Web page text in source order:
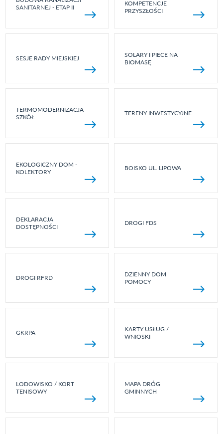
SANITARNEJ - ETAP II
KOMPETENCJE
PRZYSZŁOŚCI
SESJE RADY MIEJSKIEJ
SOLARY I PIECE NA
BIOMASĘ
TERMOMODERNIZACJA
SZKÓŁ
TERENY INWESTYCYJNE
EKOLOGICZNY DOM -
KOLEKTORY
BOISKO UL. LIPOWA
DEKLARACJA
DOSTĘPNOŚCI
DROGI FDS
DROGI RFRD
DZIENNY DOM
POMOCY
GKRPA
KARTY USŁUG /
WNIOSKI
LODOWISKO / KORT
TENISOWY
MAPA DRÓG
GMINNYCH